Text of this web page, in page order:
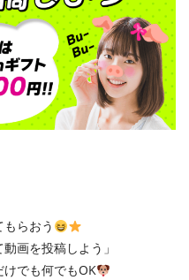
らおう
画を投稿しよう」
でも何でもOK